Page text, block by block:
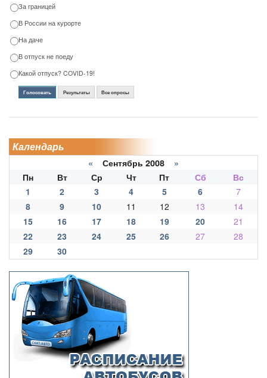
За границей
В России на курорте
На даче
В отпуск не поеду
Какой отпуск? COVID-19!
Голосовать Результаты Все опросы
Календарь
« Сентябрь 2008 »
Пн
Вт Ср Чт Пт Сб
Вс
1
2 3 4 5 6
7
8
9 10 11 12 13
14
15
16 17 18 19 20
21
22
23 24 25 26 27
28
29
30